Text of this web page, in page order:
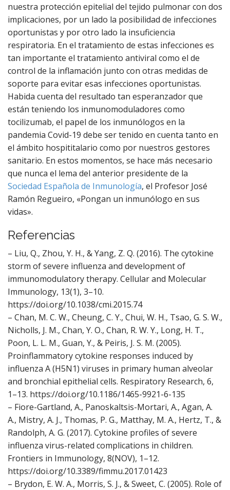
nuestra protección epitelial del tejido pulmonar con dos
implicaciones, por un lado la posibilidad de infecciones
oportunistas y por otro lado la insuficiencia
respiratoria. En el tratamiento de estas infecciones es
tan importante el tratamiento antiviral como el de
control de la inflamación junto con otras medidas de
soporte para evitar esas infecciones oportunistas.
Habida cuenta del resultado tan esperanzador que
están teniendo los inmunomoduladores como
tocilizumab, el papel de los inmunólogos en la
pandemia Covid-19 debe ser tenido en cuenta tanto en
el ámbito hospititalario como por nuestros gestores
sanitario. En estos momentos, se hace más necesario
que nunca el lema del anterior presidente de la
Sociedad Española de Inmunología, el Profesor José
Ramón Regueiro, «Pongan un inmunólogo en sus
vidas».
Referencias
– Liu, Q., Zhou, Y. H., & Yang, Z. Q. (2016). The cytokine
storm of severe influenza and development of
immunomodulatory therapy. Cellular and Molecular
Immunology, 13(1), 3–10.
https://doi.org/10.1038/cmi.2015.74
– Chan, M. C. W., Cheung, C. Y., Chui, W. H., Tsao, G. S. W.,
Nicholls, J. M., Chan, Y. O., Chan, R. W. Y., Long, H. T.,
Poon, L. L. M., Guan, Y., & Peiris, J. S. M. (2005).
Proinflammatory cytokine responses induced by
influenza A (H5N1) viruses in primary human alveolar
and bronchial epithelial cells. Respiratory Research, 6,
1–13. https://doi.org/10.1186/1465-9921-6-135
– Fiore-Gartland, A., Panoskaltsis-Mortari, A., Agan, A.
A., Mistry, A. J., Thomas, P. G., Matthay, M. A., Hertz, T., &
Randolph, A. G. (2017). Cytokine profiles of severe
influenza virus-related complications in children.
Frontiers in Immunology, 8(NOV), 1–12.
https://doi.org/10.3389/fimmu.2017.01423
– Brydon, E. W. A., Morris, S. J., & Sweet, C. (2005). Role of